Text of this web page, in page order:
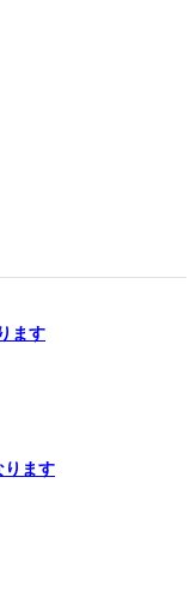
ます
ります